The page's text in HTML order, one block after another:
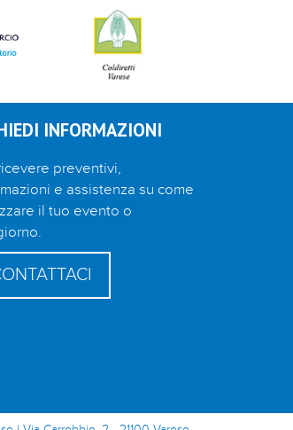
INFORMAZIONI
preventivi,
e assistenza su come
il tuo evento o